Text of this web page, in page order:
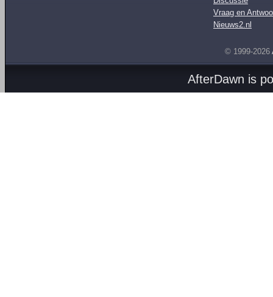
Vraag en
Nieuws2.nl
© 1999-2026
AfterDawn is